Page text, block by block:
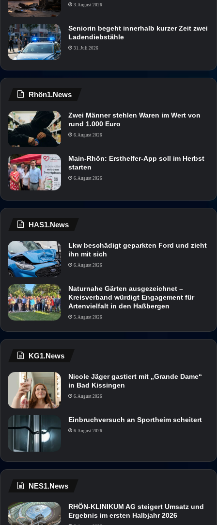
3. August 2026
Seniorin begeht innerhalb kurzer Zeit zwei
Ladendiebstähle
31. Juli 2026
Rhön1.News
Zwei Männer stehlen Waren im Wert von
rund 1.000 Euro
6. August 2026
Main-Rhön: Ersthelfer-App soll im Herbst
starten
6. August 2026
HAS1.News
Lkw beschädigt geparkten Ford und zieht
ihn mit sich
6. August 2026
Naturnahe Gärten ausgezeichnet –
Kreisverband würdigt Engagement für
Artenvielfalt in den Haßbergen
5. August 2026
KG1.News
Nicole Jäger gastiert mit „Grande Dame“
in Bad Kissingen
6. August 2026
Einbruchversuch an Sportheim scheitert
6. August 2026
NES1.News
RHÖN-KLINIKUM AG steigert Umsatz und
Ergebnis im ersten Halbjahr 2026